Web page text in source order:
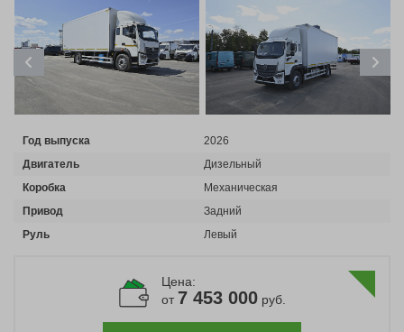
Запчасти
+7 (4162) 22-95-79
Сервисный центр
+7 (4162) 22–95–69
График работы: ПН-ПТ с 8.30 до 18.00 (+6 по МСК)
График работы сервис: ПН-СБ с 8.30 до 20.00
Год выпуска
2026
Двигатель
Дизельный
Коробка
Механическая
Привод
Задний
Руль
Левый
Цена:
от 7 453 000руб.